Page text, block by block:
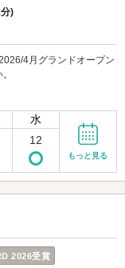
)
4月グランドオープン
水
12
もっと見る
2026受賞